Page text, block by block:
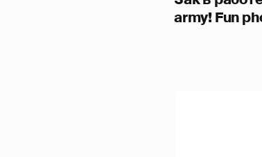
army! Fun